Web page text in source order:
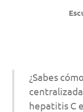
¿Sabes
hepatitis C